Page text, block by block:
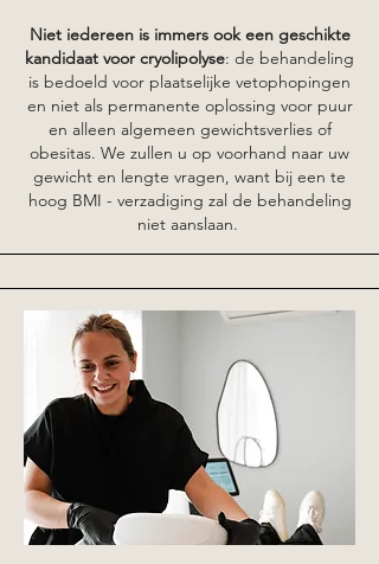
Niet iedereen is immers ook een geschikte
kandidaat voor cryolipolyse: de behandeling
is bedoeld voor plaatselijke vetophopingen
en niet als permanente oplossing voor puur
en alleen algemeen gewichtsverlies of
obesitas. We zullen u op voorhand naar uw
gewicht en lengte vragen, want bij een te
hoog BMI - verzadiging zal de behandeling
niet aanslaan.